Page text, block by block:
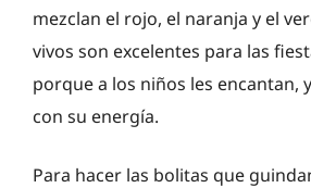
mezclan el rojo, el naranja y el
vivos son excelentes para las
porque a los niños les encantan,
con su energía.
Para hacer las bolitas que